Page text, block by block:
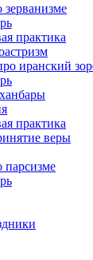
зерванизме
практика
иранский
практика
веры
парсизме